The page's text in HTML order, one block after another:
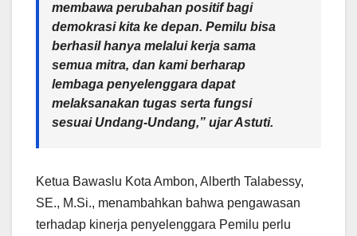
membawa perubahan positif bagi
demokrasi kita ke depan. Pemilu bisa
berhasil hanya melalui kerja sama
semua mitra, dan kami berharap
lembaga penyelenggara dapat
melaksanakan tugas serta fungsi
sesuai Undang-Undang,” ujar Astuti.
Ketua Bawaslu Kota Ambon, Alberth Talabessy,
SE., M.Si., menambahkan bahwa pengawasan
terhadap kinerja penyelenggara Pemilu perlu